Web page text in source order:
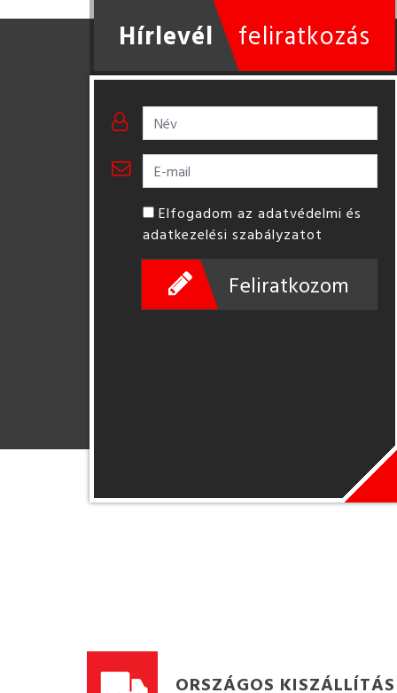
Hírlevél feliratkozás
Elfogadom az adatvédelmi és
adatkezelési szabályzatot
Feliratkozom
ORSZÁGOS KISZÁLLÍTÁS